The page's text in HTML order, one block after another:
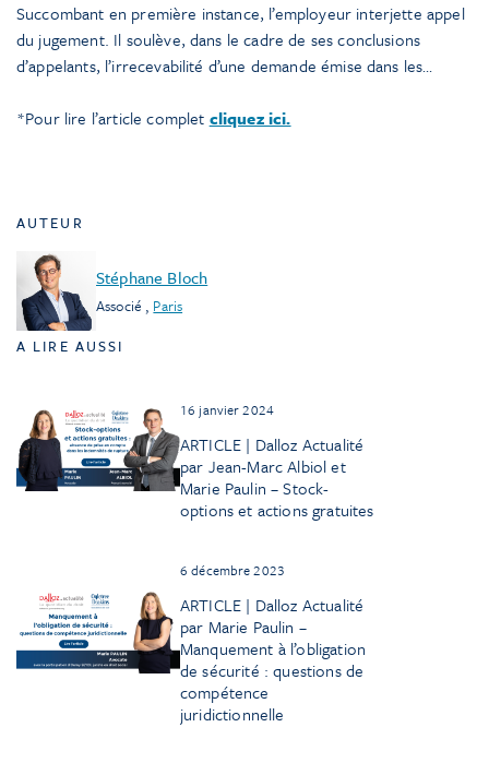
Succombant en première instance, l’employeur interjette appel
du jugement. Il soulève, dans le cadre de ses conclusions
d’appelants, l’irrecevabilité d’une demande émise dans les…
*Pour lire l’article complet cliquez ici.
AUTEUR
Stéphane Bloch
Associé , Paris
A LIRE AUSSI
16 janvier 2024
ARTICLE | Dalloz Actualité
par Jean-Marc Albiol et
Marie Paulin – Stock-
options et actions gratuites
6 décembre 2023
ARTICLE | Dalloz Actualité
par Marie Paulin –
Manquement à l’obligation
de sécurité : questions de
compétence
juridictionnelle